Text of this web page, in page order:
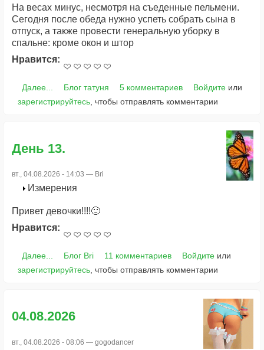
На весах минус, несмотря на съеденные пельмени.
Сегодня после обеда нужно успеть собрать сына в
отпуск, а также провести генеральную уборку в
спальне: кроме окон и штор
Нравится:
Далее... Блог татуня 5 комментариев Войдитеили
зарегистрируйтесь , чтобы отправлять комментарии
День 13.
вт., 04.08.2026 - 14:03 — Bri
Измерения
Привет девочки!!!!🙂
Нравится:
Далее... Блог Bri 11 комментариев Войдитеили
зарегистрируйтесь , чтобы отправлять комментарии
04.08.2026
вт., 04.08.2026 - 08:06 — gogodancer